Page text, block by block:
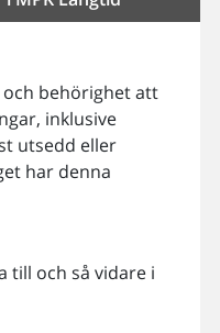
behörighet att
inklusive
utsedd eller
har denna
till och så vidare i